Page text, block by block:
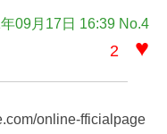
09月17日 16:39 No.4
2 ♥
online-fficialpage